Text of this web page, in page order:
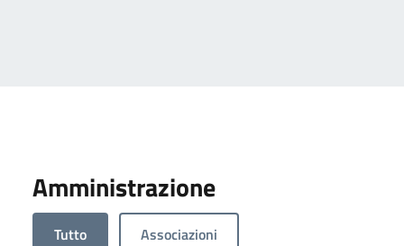
Amministrazione
Tutto Associazioni